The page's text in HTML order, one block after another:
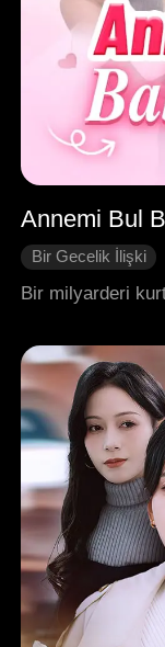
Annemi Bul
Bir Gecelik İlişki